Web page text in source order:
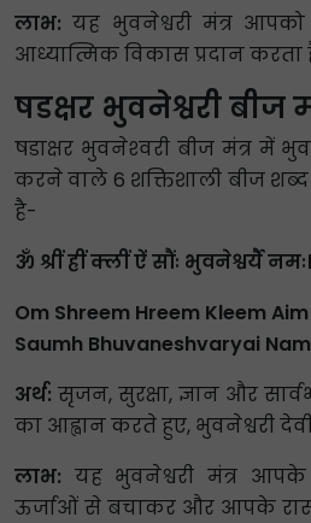
लाभ: यह भुवनेश्वरी मंत्र आपको
आध्यात्मिक विकास प्रदान करता
षडक्षर भुवनेश्वरी बीज
षडाक्षर भुवनेश्‍वरी बीज मंत्र में
करने वाले 6 शक्तिशाली बीज शब्‍द
है-
ॐ श्रीं ह्रीं क्लीं ऐं सौंः भुवनेश्वर्यै
Om Shreem Hreem Kleem Aim
Saumh Bhuvaneshvaryai
अर्थ: सृजन, सुरक्षा, ज्ञान और
का आह्वान करते हुए, भुवनेश्वरी देवी
लाभ: यह भुवनेश्वरी मंत्र आपके
ऊर्जाओं से बचाकर और आपके